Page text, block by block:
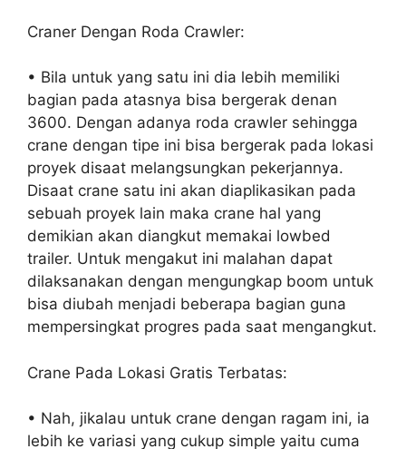
Craner Dengan Roda Crawler:
• Bila untuk yang satu ini dia lebih memiliki
bagian pada atasnya bisa bergerak denan
3600. Dengan adanya roda crawler sehingga
crane dengan tipe ini bisa bergerak pada lokasi
proyek disaat melangsungkan pekerjannya.
Disaat crane satu ini akan diaplikasikan pada
sebuah proyek lain maka crane hal yang
demikian akan diangkut memakai lowbed
trailer. Untuk mengakut ini malahan dapat
dilaksanakan dengan mengungkap boom untuk
bisa diubah menjadi beberapa bagian guna
mempersingkat progres pada saat mengangkut.
Crane Pada Lokasi Gratis Terbatas:
• Nah, jikalau untuk crane dengan ragam ini, ia
lebih ke variasi yang cukup simple yaitu cuma